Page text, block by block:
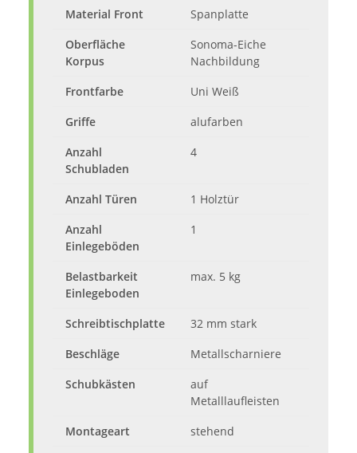
Material Front
Spanplatte
Oberfläche
Korpus
Sonoma-Eiche
Nachbildung
Frontfarbe
Uni Weiß
Griffe
alufarben
Anzahl
Schubladen
4
Anzahl Türen
1 Holztür
Anzahl
Einlegeböden
1
Belastbarkeit
Einlegeboden
max. 5 kg
Schreibtischplatte
32 mm stark
Beschläge
Metallscharniere
Schubkästen
auf
Metalllaufleisten
Montageart
stehend